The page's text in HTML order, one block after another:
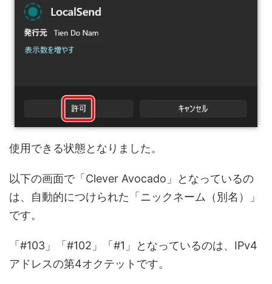
使用できる状態となりました。
以下の画面で「Clever Avocado」となっているの
は、自動的につけられた「ニックネーム（別名）」
です。
「#103」「#102」「#1」となっているのは、IPv4
アドレスの第4オクテットです。